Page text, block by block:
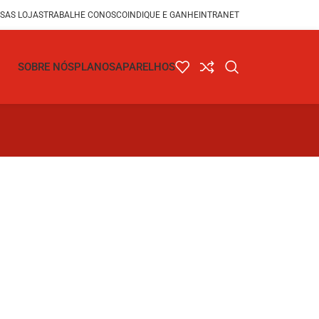
LOJASTRABALHE CONOSCO INDIQUE E GANHE INTRANET
SOBRE NÓSPLANOSAPARELHOS